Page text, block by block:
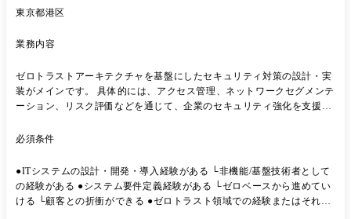
東京都港区
業務内容
ゼロトラストアーキテクチャを基盤にしたセキュリティ対策の設計・実
装がメインです。 具体的には、アクセス管理、ネットワークセグメンテ
ーション、リスク評価などを通じて、企業のセキュリティ強化を支援し
備、PoC(概念実証)支援などを行い、企業全体でゼロトラストモデルを
携し、セキュリティ要件を調整・実行する役割を担っていただきます。
プロジェクト例 ●公共向け、ゼロトラスト・アーキテクチャに基づくセ
キュリティ対策のPoC ソリューション選定、PoC環境の構築、検証項目
必須条件
●ITシステムの設計・開発・導入経験がある └非機能/基盤技術者として
の経験がある ●システム要件定義経験がある └ゼロベースから進めてい
ける └顧客との折衝ができる ●ゼロトラスト領域での経験またはそれに